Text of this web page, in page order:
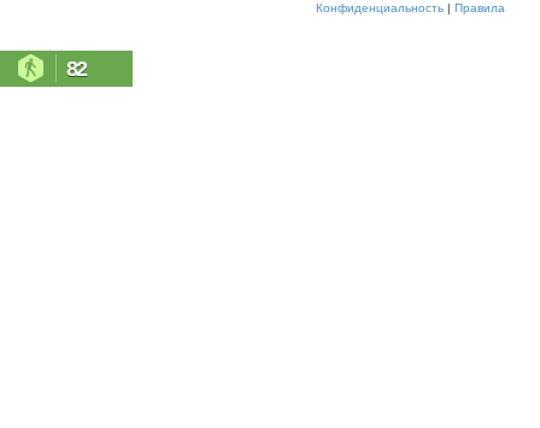
Конфиденциальность | Правила
82